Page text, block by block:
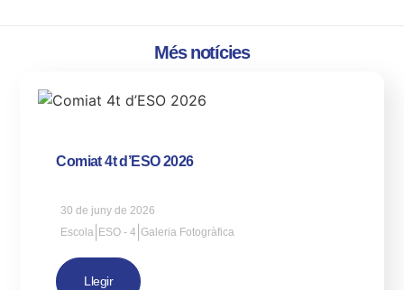
Més notícies
Comiat 4t d’ESO 2026
30 de juny de 2026
Escola ESO - 4 |Galeria Fotogràfica
Llegir